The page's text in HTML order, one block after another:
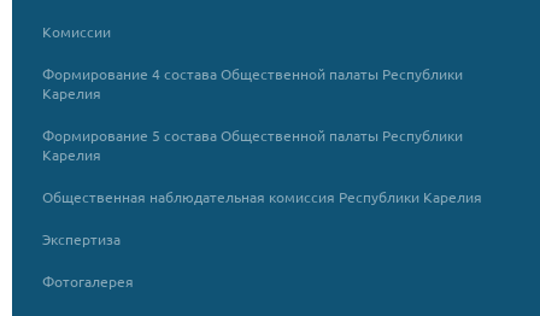
Комиссии
Формирование 4 состава Общественной палаты Республики
Карелия
Формирование 5 состава Общественной палаты Республики
Карелия
Общественная наблюдательная комиссия Республики Карелия
Экспертиза
Фотогалерея